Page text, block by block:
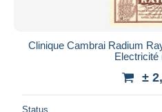
Clinique Cambrai Radium
Electricité
±
Status